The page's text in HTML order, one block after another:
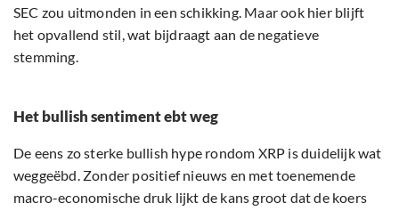
SEC zou uitmonden in een schikking. Maar ook hier blijft
het opvallend stil, wat bijdraagt aan de negatieve
stemming.
Het bullish sentiment ebt weg
De eens zo sterke bullish hype rondom XRP is duidelijk wat
weggeëbd. Zonder positief nieuws en met toenemende
macro-economische druk lijkt de kans groot dat de koers